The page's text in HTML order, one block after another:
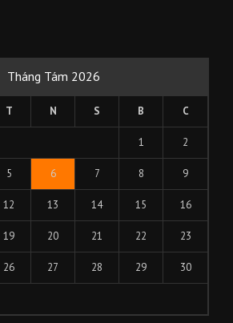
Tháng Tám 2026
T N S B C
1 2
5 6 7 8 9
12 13 14 15 16
19 20 21 22 23
26 27 28 29 30